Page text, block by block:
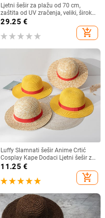
Ljetni šešir za plažu od 70 cm,
zaštita od UV zračenja, veliki, široki
obodi, 35 cm, sklopivi slamnati
šeširi, velike sklopive kape za
zaštitu od sunca
29.25 €
add_shopping_cart
Luffy Slamnati šešir Anime Crtić
Cosplay Kape Dodaci Ljetni šešir za
sunce Suncobran Šešir za roditelje i
dijete Luffy šešir za žene Muškarci
11.25 €
add_shopping_cart